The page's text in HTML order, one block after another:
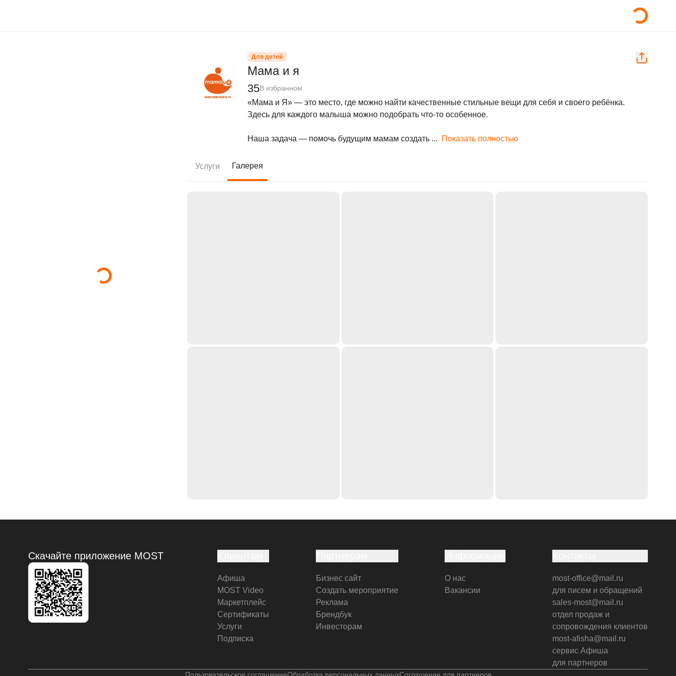
Для детей
Мама и я
35В избранном
«Мама и Я» — это место, где можно найти качественные стильные вещи для себя и своего ребёнка.
Здесь для каждого малыша можно подобрать что-то особенное.
Наша задача — помочь будущим мамам создать ... Показать полностью
Услуги Галерея
Скачайте приложение MOST
Афиша
MOST Video
Маркетплейс
Сертификаты
Услуги
Подписка
Бизнес сайт
Создать мероприятие
Реклама
Брендбук
Инвесторам
О нас
Вакансии
most-office@mail.ru
для писем и обращений
sales-most@mail.ru
отдел продаж и
сопровождения клиентов
most-afisha@mail.ru
сервис Афиша
для партнеров